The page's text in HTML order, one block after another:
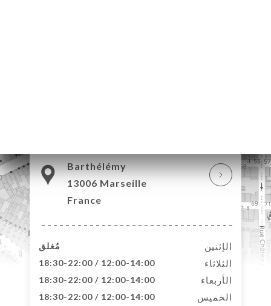
Barthélémy
13006 Marseille
France
الإثنين مُغلق
الثلاثاء 12:00-14:00 / 18:30-22:00
الأربعاء 12:00-14:00 / 18:30-22:00
الخميس 12:00-14:00 / 18:30-22:00